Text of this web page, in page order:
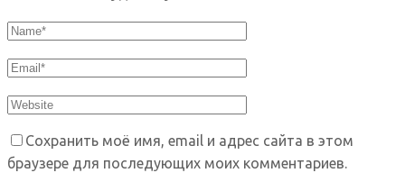
Сохранить моё имя, email и адрес сайта в этом
браузере для последующих моих комментариев.